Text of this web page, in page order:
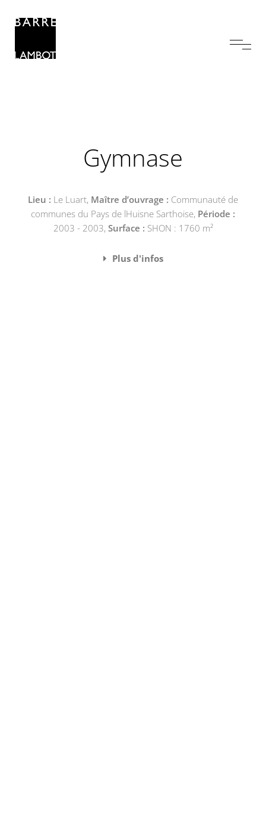
Gymnase
Lieu : Le Luart, Maître d’ouvrage : Communauté de
communes du Pays de lHuisne Sarthoise, Période :
2003 - 2003, Surface : SHON : 1760 m²
Plus d'infos